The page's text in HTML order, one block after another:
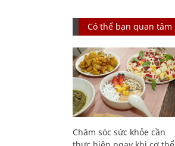
Có thể bạn quan tâm
Chăm sóc sức khỏe cần